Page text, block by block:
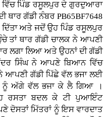
ਵਿੱਚ ਪਿੰਡ ਰਸੂਲਪੁਰ ਦੇ ਗੁਰਦੁਆਰਾ
ਥਾਰ ਗੱਡੀ ਨੰਬਰ PB65BF7648
ਦਿੱਤਾ ਅਤੇ ਜਦੋਂ ਉਹ ਪਿੰਡ ਰਸੂਲਪੁਰ
ਤਾਂ ਥਾਰ ਗੱਡੀ ਚਾਲਕ ਨੇ ਆਪਣੀ
ਲਗਾ ਲਿਆ ਅਤੇ ਉਹਨਾਂ ਦੀ ਗੱਡੀ
ਸਿੰਘ ਨੇ ਆਪਣੇ ਬਿਆਨ ਵਿੱਚ
ਆਪਣੀ ਗੱਡੀ ਪਿੱਛੇ ਵੱਲ ਭਜਾ ਲਈ
ਨੂੰ ਅੱਗੇ ਵੱਲ ਭਜਾ ਕੇ ਲੈ ਗਿਆ ।
ਰਸਤਾ ਬਦਲ ਕੇ ਟੀ ਪੁਆਇੰਟ
ਦੋਸਤਾਂ ਮਿੱਤਰਾਂ ਨੂੰ ਇਸ ਵਾਰਦਾਤ